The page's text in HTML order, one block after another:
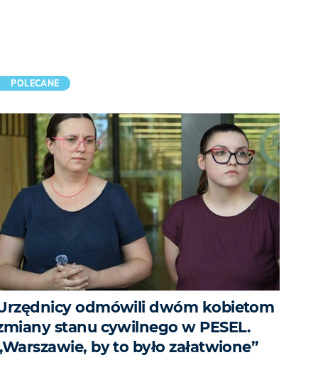
POLECANE
odmówili dwóm kobietom
stanu cywilnego w PESEL.
by to było załatwione”